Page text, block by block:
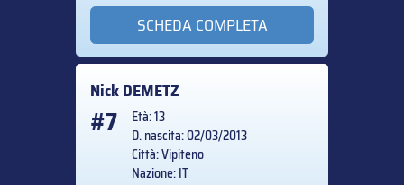
SCHEDA COMPLETA
NickDEMETZ
#7
Età: 13
D. nascita: 02/03/2013
Città: Vipiteno
Nazione: IT